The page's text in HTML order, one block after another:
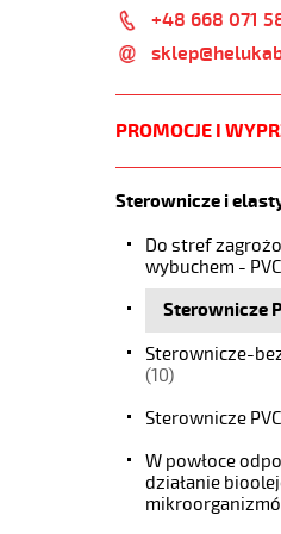
+48 668 071
PROMOCJE I
Sterownicze i
Do stref
wybuchem - PVC
Sterownicze
Sterownicze-
(10)
Sterownicze PVC
W powłoce
działanie